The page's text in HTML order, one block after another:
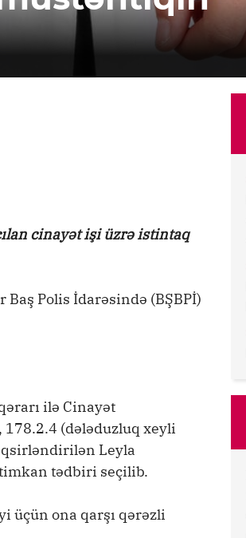
cinayət işi üzrə istintaq
Polis İdarəsində (BŞBPİ)
ilə Cinayət
(dələduzluq xeyli
Leyla
tədbiri seçilib.
üçün ona qarşı qərəzli